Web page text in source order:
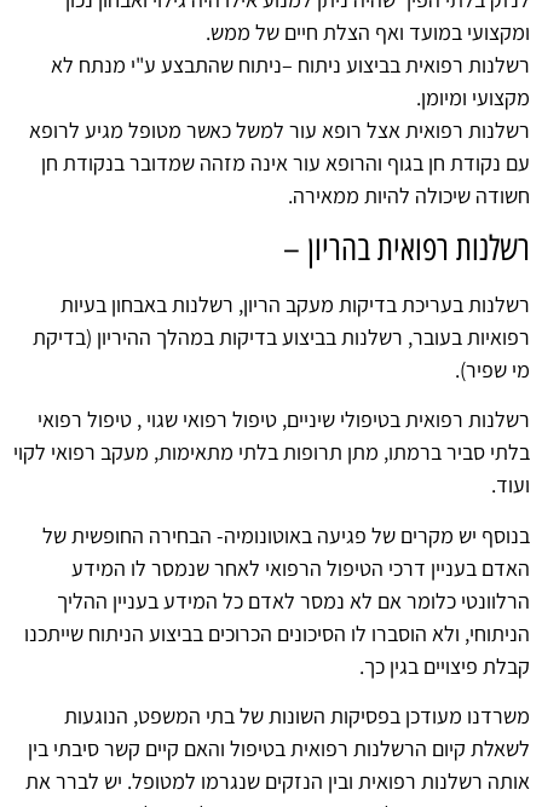
ומקצועי במועד ואף הצלת חיים של ממש.
רשלנות רפואית בביצוע ניתוח –ניתוח שהתבצע ע"י מנתח לא
מקצועי ומיומן.
רשלנות רפואית אצל רופא עור למשל כאשר מטופל מגיע לרופא
עם נקודת חן בגוף והרופא עור אינה מזהה שמדובר בנקודת חן
חשודה שיכולה להיות ממאירה.
רשלנות רפואית בהריון –
רשלנות בעריכת בדיקות מעקב הריון, רשלנות באבחון בעיות
רפואיות בעובר, רשלנות בביצוע בדיקות במהלך ההיריון (בדיקת
מי שפיר).
רשלנות רפואית בטיפולי שיניים, טיפול רפואי שגוי , טיפול רפואי
בלתי סביר ברמתו, מתן תרופות בלתי מתאימות, מעקב רפואי לקוי
ועוד.
בנוסף יש מקרים של פגיעה באוטונומיה- הבחירה החופשית של
האדם בעניין דרכי הטיפול הרפואי לאחר שנמסר לו המידע
הרלוונטי כלומר אם לא נמסר לאדם כל המידע בעניין ההליך
הניתוחי, ולא הוסברו לו הסיכונים הכרוכים בביצוע הניתוח שייתכנו
קבלת פיצויים בגין כך.
משרדנו מעודכן בפסיקות השונות של בתי המשפט, הנוגעות
לשאלת קיום הרשלנות רפואית בטיפול והאם קיים קשר סיבתי בין
אותה רשלנות רפואית ובין הנזקים שנגרמו למטופל. יש לברר את